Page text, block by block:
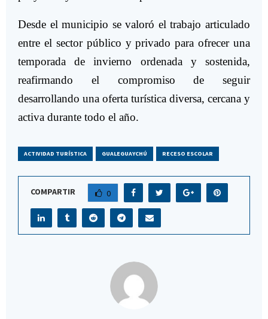
Desde el municipio se valoró el trabajo articulado
entre el sector público y privado para ofrecer una
temporada de invierno ordenada y sostenida,
reafirmando el compromiso de seguir
desarrollando una oferta turística diversa, cercana y
activa durante todo el año.
ACTIVIDAD TURÍSTICA GUALEGUAYCHÚ RECESO ESCOLAR
COMPARTIR 0